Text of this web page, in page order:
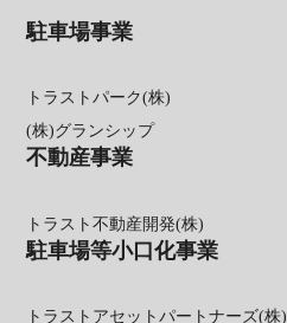
駐車場事業
トラストパーク(株)
(株)グランシップ
不動産事業
トラスト不動産開発(株)
駐車場等小口化事業
トラストアセットパートナーズ(株)